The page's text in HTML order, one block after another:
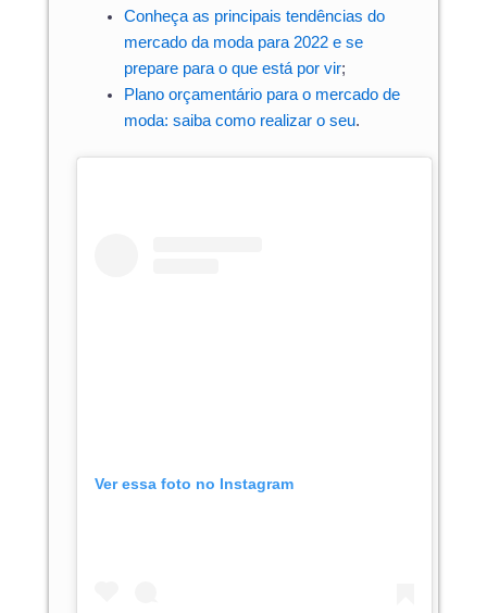
Conheça as principais tendências do
mercado da moda para 2022 e se
prepare para o que está por vir;
Plano orçamentário para o mercado de
moda: saiba como realizar o seu.
Ver essa foto no Instagram